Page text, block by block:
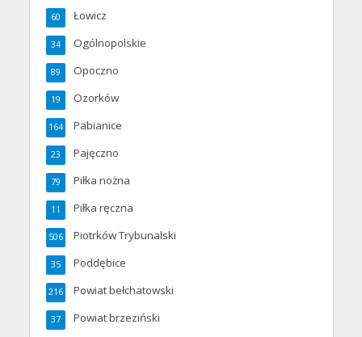
Łowicz
60
Ogólnopolskie
34
Opoczno
89
Ozorków
19
Pabianice
164
Pajęczno
23
Piłka nożna
79
Piłka ręczna
11
Piotrków Trybunalski
506
Poddębice
35
Powiat bełchatowski
216
Powiat brzeziński
37